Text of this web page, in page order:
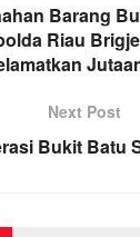
Barang
Riau
Next Post
Bukit Batu